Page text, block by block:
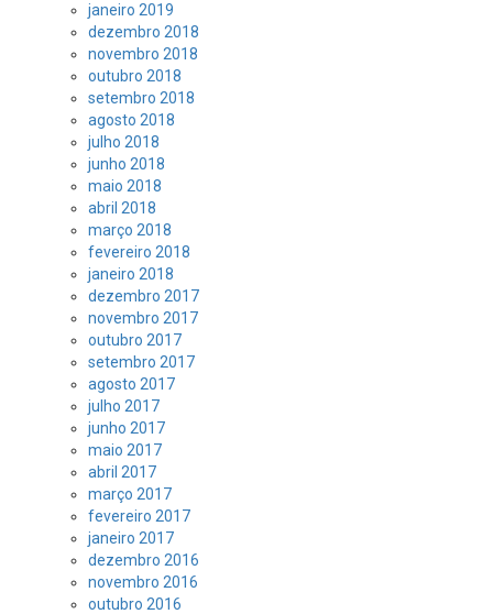
janeiro 2019
dezembro 2018
novembro 2018
outubro 2018
setembro 2018
agosto 2018
julho 2018
junho 2018
maio 2018
abril 2018
março 2018
fevereiro 2018
janeiro 2018
dezembro 2017
novembro 2017
outubro 2017
setembro 2017
agosto 2017
julho 2017
junho 2017
maio 2017
abril 2017
março 2017
fevereiro 2017
janeiro 2017
dezembro 2016
novembro 2016
outubro 2016